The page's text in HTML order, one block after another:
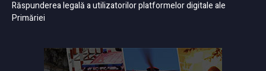
Răspunderea legală a utilizatorilor platformelor digitale ale
Primăriei